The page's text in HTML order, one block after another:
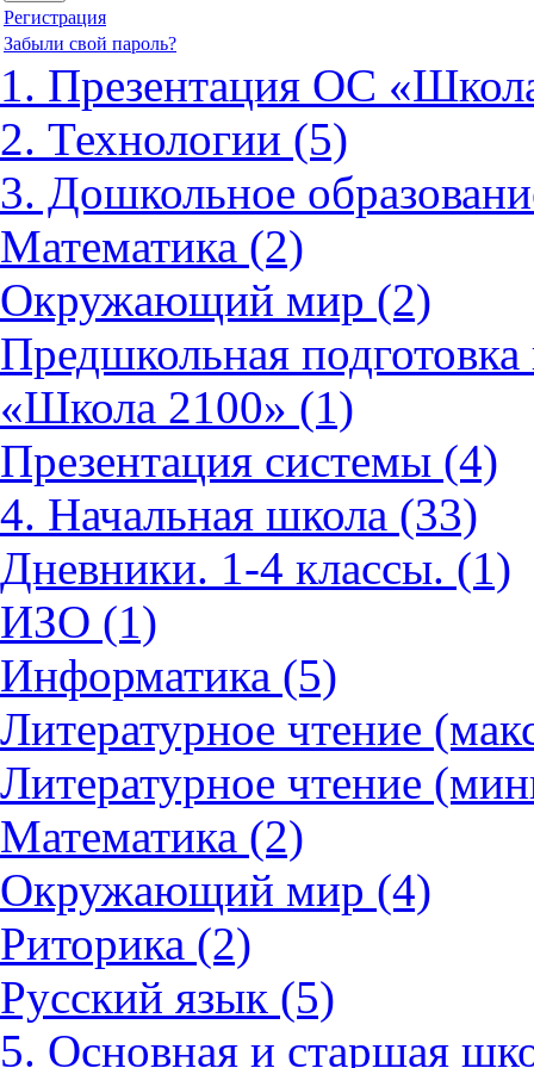
Регистрация
Забыли свой пароль?
1. Презентация ОС
2. Технологии (5)
3. Дошкольное
Математика (2)
Окружающий мир (2)
Предшкольная
«Школа 2100» (1)
Презентация системы (4)
4. Начальная школа (33)
Дневники. 1-4 классы. (1)
ИЗО (1)
Информатика (5)
Литературное чтение
Литературное чтение
Математика (2)
Окружающий мир (4)
Риторика (2)
Русский язык (5)
5. Основная и старшая